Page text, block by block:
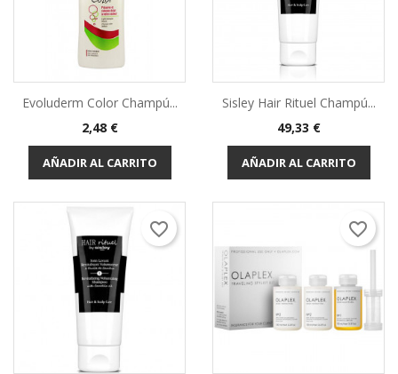
Evoluderm Color Champú...
Precio
2,48 €
AÑADIR AL CARRITO
Sisley Hair Rituel Champú...
Precio
49,33 €
AÑADIR AL CARRITO
favorite_border favorite_border